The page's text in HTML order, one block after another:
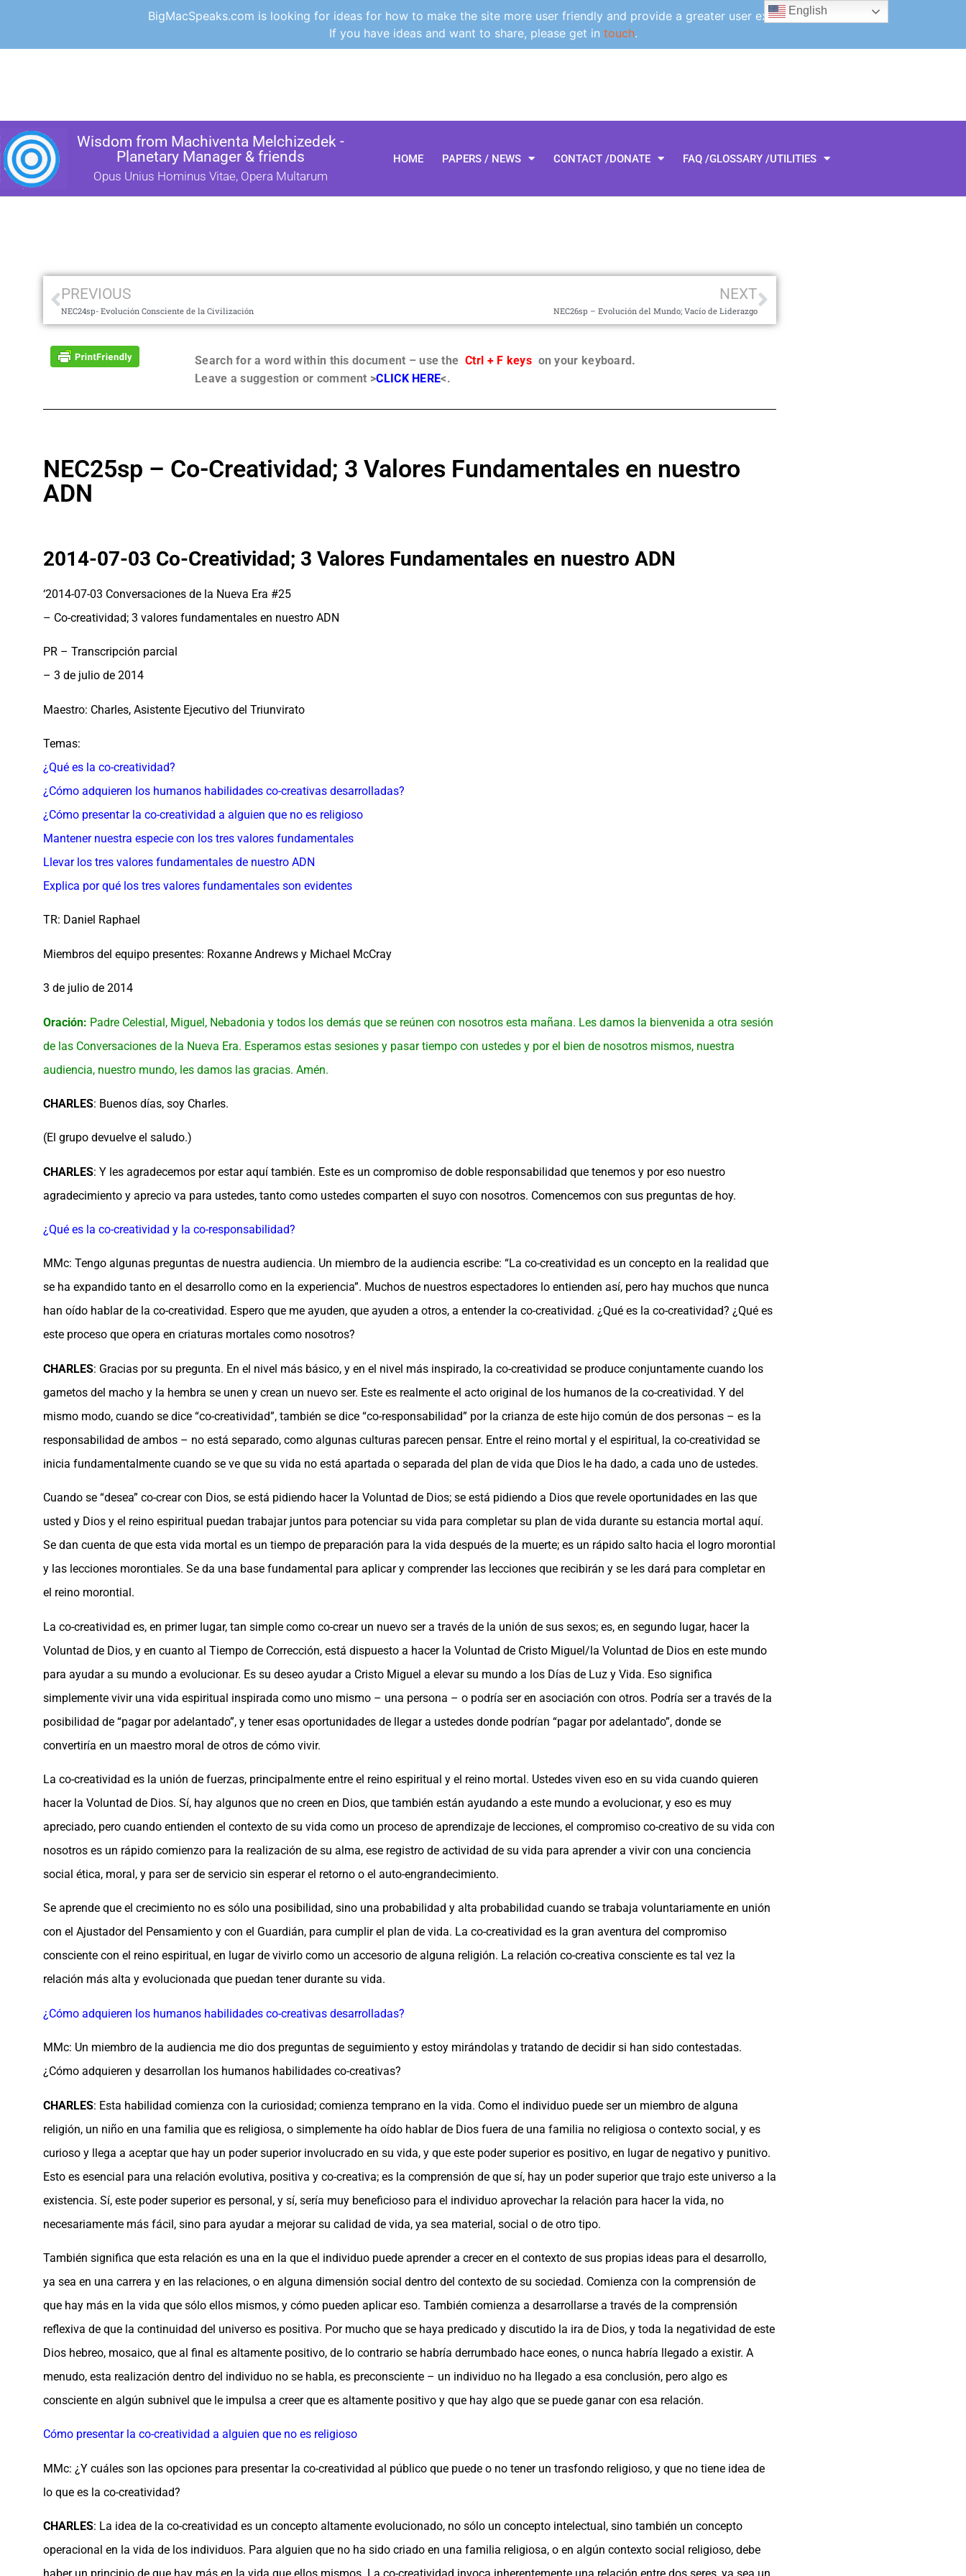
BigMacSpeaks.com is looking for ideas for how to make the site more user friendly and provide a greater user experience.
If you have ideas and want to share, please get in touch.
Wisdom from Machiventa Melchizedek -
Planetary Manager & friends
Opus Unius Hominus Vitae, Opera Multarum
HOME PAPERS / NEWS CONTACT /DONATE FAQ /GLOSSARY /UTILITIES
PREVIOUS
NEC24sp- Evolución Consciente de la Civilización
NEXT
NEC26sp – Evolución del Mundo; Vacío de Liderazgo
Search for a word within this document – use the Ctrl + F keyson your keyboard.
Leave a suggestion or comment >CLICK HERE<.
NEC25sp – Co-Creatividad; 3 Valores Fundamentales en nuestro
ADN
2014-07-03 Co-Creatividad; 3 Valores Fundamentales en nuestro ADN
‘2014-07-03 Conversaciones de la Nueva Era #25
– Co-creatividad; 3 valores fundamentales en nuestro ADN
PR – Transcripción parcial
– 3 de julio de 2014
Maestro: Charles, Asistente Ejecutivo del Triunvirato
Temas:
¿Qué es la co-creatividad?
¿Cómo adquieren los humanos habilidades co-creativas desarrolladas?
¿Cómo presentar la co-creatividad a alguien que no es religioso
Mantener nuestra especie con los tres valores fundamentales
Llevar los tres valores fundamentales de nuestro ADN
Explica por qué los tres valores fundamentales son evidentes
TR: Daniel Raphael
Miembros del equipo presentes: Roxanne Andrews y Michael McCray
3 de julio de 2014
Oración: Padre Celestial, Miguel, Nebadonia y todos los demás que se reúnen con nosotros esta mañana. Les damos la bienvenida a otra sesión
de las Conversaciones de la Nueva Era. Esperamos estas sesiones y pasar tiempo con ustedes y por el bien de nosotros mismos, nuestra
audiencia, nuestro mundo, les damos las gracias. Amén.
CHARLES: Buenos días, soy Charles.
(El grupo devuelve el saludo.)
CHARLES: Y les agradecemos por estar aquí también. Este es un compromiso de doble responsabilidad que tenemos y por eso nuestro
agradecimiento y aprecio va para ustedes, tanto como ustedes comparten el suyo con nosotros. Comencemos con sus preguntas de hoy.
¿Qué es la co-creatividad y la co-responsabilidad?
MMc: Tengo algunas preguntas de nuestra audiencia. Un miembro de la audiencia escribe: “La co-creatividad es un concepto en la realidad que
se ha expandido tanto en el desarrollo como en la experiencia”. Muchos de nuestros espectadores lo entienden así, pero hay muchos que nunca
han oído hablar de la co-creatividad. Espero que me ayuden, que ayuden a otros, a entender la co-creatividad. ¿Qué es la co-creatividad? ¿Qué es
este proceso que opera en criaturas mortales como nosotros?
CHARLES: Gracias por su pregunta. En el nivel más básico, y en el nivel más inspirado, la co-creatividad se produce conjuntamente cuando los
gametos del macho y la hembra se unen y crean un nuevo ser. Este es realmente el acto original de los humanos de la co-creatividad. Y del
mismo modo, cuando se dice “co-creatividad”, también se dice “co-responsabilidad” por la crianza de este hijo común de dos personas – es la
responsabilidad de ambos – no está separado, como algunas culturas parecen pensar. Entre el reino mortal y el espiritual, la co-creatividad se
inicia fundamentalmente cuando se ve que su vida no está apartada o separada del plan de vida que Dios le ha dado, a cada uno de ustedes.
Cuando se “desea” co-crear con Dios, se está pidiendo hacer la Voluntad de Dios; se está pidiendo a Dios que revele oportunidades en las que
usted y Dios y el reino espiritual puedan trabajar juntos para potenciar su vida para completar su plan de vida durante su estancia mortal aquí.
Se dan cuenta de que esta vida mortal es un tiempo de preparación para la vida después de la muerte; es un rápido salto hacia el logro morontial
y las lecciones morontiales. Se da una base fundamental para aplicar y comprender las lecciones que recibirán y se les dará para completar en
el reino morontial.
La co-creatividad es, en primer lugar, tan simple como co-crear un nuevo ser a través de la unión de sus sexos; es, en segundo lugar, hacer la
Voluntad de Dios, y en cuanto al Tiempo de Corrección, está dispuesto a hacer la Voluntad de Cristo Miguel/la Voluntad de Dios en este mundo
para ayudar a su mundo a evolucionar. Es su deseo ayudar a Cristo Miguel a elevar su mundo a los Días de Luz y Vida. Eso significa
simplemente vivir una vida espiritual inspirada como uno mismo – una persona – o podría ser en asociación con otros. Podría ser a través de la
posibilidad de “pagar por adelantado”, y tener esas oportunidades de llegar a ustedes donde podrían “pagar por adelantado”, donde se
convertiría en un maestro moral de otros de cómo vivir.
La co-creatividad es la unión de fuerzas, principalmente entre el reino espiritual y el reino mortal. Ustedes viven eso en su vida cuando quieren
hacer la Voluntad de Dios. Sí, hay algunos que no creen en Dios, que también están ayudando a este mundo a evolucionar, y eso es muy
apreciado, pero cuando entienden el contexto de su vida como un proceso de aprendizaje de lecciones, el compromiso co-creativo de su vida con
nosotros es un rápido comienzo para la realización de su alma, ese registro de actividad de su vida para aprender a vivir con una conciencia
social ética, moral, y para ser de servicio sin esperar el retorno o el auto-engrandecimiento.
Se aprende que el crecimiento no es sólo una posibilidad, sino una probabilidad y alta probabilidad cuando se trabaja voluntariamente en unión
con el Ajustador del Pensamiento y con el Guardián, para cumplir el plan de vida. La co-creatividad es la gran aventura del compromiso
consciente con el reino espiritual, en lugar de vivirlo como un accesorio de alguna religión. La relación co-creativa consciente es tal vez la
relación más alta y evolucionada que puedan tener durante su vida.
¿Cómo adquieren los humanos habilidades co-creativas desarrolladas?
MMc: Un miembro de la audiencia me dio dos preguntas de seguimiento y estoy mirándolas y tratando de decidir si han sido contestadas.
¿Cómo adquieren y desarrollan los humanos habilidades co-creativas?
CHARLES: Esta habilidad comienza con la curiosidad; comienza temprano en la vida. Como el individuo puede ser un miembro de alguna
religión, un niño en una familia que es religiosa, o simplemente ha oído hablar de Dios fuera de una familia no religiosa o contexto social, y es
curioso y llega a aceptar que hay un poder superior involucrado en su vida, y que este poder superior es positivo, en lugar de negativo y punitivo.
Esto es esencial para una relación evolutiva, positiva y co-creativa; es la comprensión de que sí, hay un poder superior que trajo este universo a la
existencia. Sí, este poder superior es personal, y sí, sería muy beneficioso para el individuo aprovechar la relación para hacer la vida, no
necesariamente más fácil, sino para ayudar a mejorar su calidad de vida, ya sea material, social o de otro tipo.
También significa que esta relación es una en la que el individuo puede aprender a crecer en el contexto de sus propias ideas para el desarrollo,
ya sea en una carrera y en las relaciones, o en alguna dimensión social dentro del contexto de su sociedad. Comienza con la comprensión de
que hay más en la vida que sólo ellos mismos, y cómo pueden aplicar eso. También comienza a desarrollarse a través de la comprensión
reflexiva de que la continuidad del universo es positiva. Por mucho que se haya predicado y discutido la ira de Dios, y toda la negatividad de este
Dios hebreo, mosaico, que al final es altamente positivo, de lo contrario se habría derrumbado hace eones, o nunca habría llegado a existir. A
menudo, esta realización dentro del individuo no se habla, es preconsciente – un individuo no ha llegado a esa conclusión, pero algo es
consciente en algún subnivel que le impulsa a creer que es altamente positivo y que hay algo que se puede ganar con esa relación.
Cómo presentar la co-creatividad a alguien que no es religioso
MMc: ¿Y cuáles son las opciones para presentar la co-creatividad al público que puede o no tener un trasfondo religioso, y que no tiene idea de
lo que es la co-creatividad?
CHARLES: La idea de la co-creatividad es un concepto altamente evolucionado, no sólo un concepto intelectual, sino también un concepto
operacional en la vida de los individuos. Para alguien que no ha sido criado en una familia religiosa, o en algún contexto social religioso, debe
English